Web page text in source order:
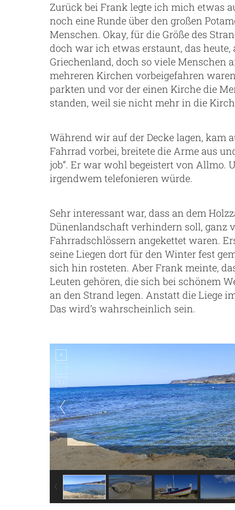
Zurück bei Frank legte ich mich etwas
noch eine Runde über den großen
Menschen. Okay, für die Größe des
doch war ich etwas erstaunt, das heute,
Griechenland, doch so viele Menschen
mehreren Kirchen vorbeigefahren
parkten und vor der einen Kirche die
standen, weil sie nicht mehr in die
Während wir auf der Decke lagen, kam
Fahrrad vorbei, breitete die Arme aus
job“. Er war wohl begeistert von Allmo.
irgendwem telefonieren würde.
Sehr interessant war, dass an dem
Dünenlandschaft verhindern soll, ganz
Fahrradschlössern angekettet waren.
seine Liegen dort für den Winter fest
sich hin rosteten. Aber Frank meinte,
Leuten gehören, die sich bei schönem
an den Strand legen. Anstatt die Liege
Das wird’s wahrscheinlich sein.